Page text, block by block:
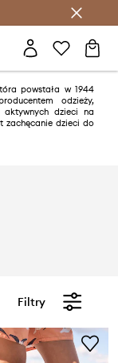
powstała w 1944
odzieży,
dzieci na
zachęcanie dzieci do
design.
Filtry